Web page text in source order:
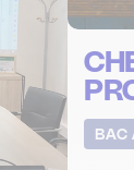
BAC